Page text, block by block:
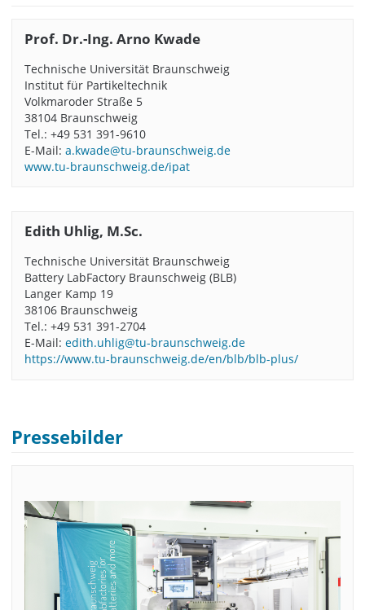
Prof. Dr.-Ing. Arno Kwade
Technische Universität Braunschweig
Institut für Partikeltechnik
Volkmaroder Straße 5
38104 Braunschweig
Tel.: +49 531 391-9610
E-Mail: a.kwade@tu-braunschweig.de
www.tu-braunschweig.de/ipat
Edith Uhlig, M.Sc.
Technische Universität Braunschweig
Battery LabFactory Braunschweig (BLB)
Langer Kamp 19
38106 Braunschweig
Tel.: +49 531 391-2704
E-Mail: edith.uhlig@tu-braunschweig.de
https://www.tu-braunschweig.de/en/blb/blb-plus/
Pressebilder